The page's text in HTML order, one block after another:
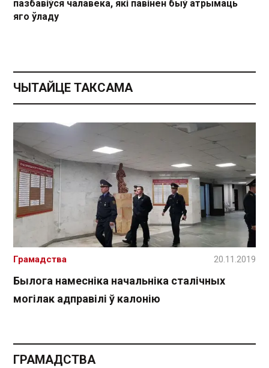
пазбавіўся чалавека, які павінен быў атрымаць
яго ўладу
ЧЫТАЙЦЕ ТАКСАМА
Былога намесніка начальніка сталічных
могілак адправілі ў калонію
Грамадства 20.11.2019
ГРАМАДСТВА